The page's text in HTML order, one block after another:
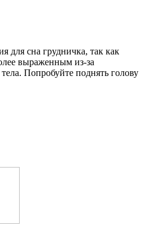
для сна грудничка, так как
выраженным из-за
Попробуйте поднять голову